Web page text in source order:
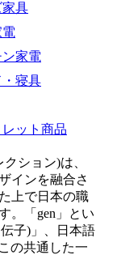
家具
家電
寝具
ット商品
ション)は、
インを融合さ
上で日本の職
。「gen」とい
子)」、日本語
の共通した一